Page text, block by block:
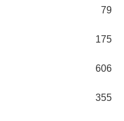
79
175
606
355